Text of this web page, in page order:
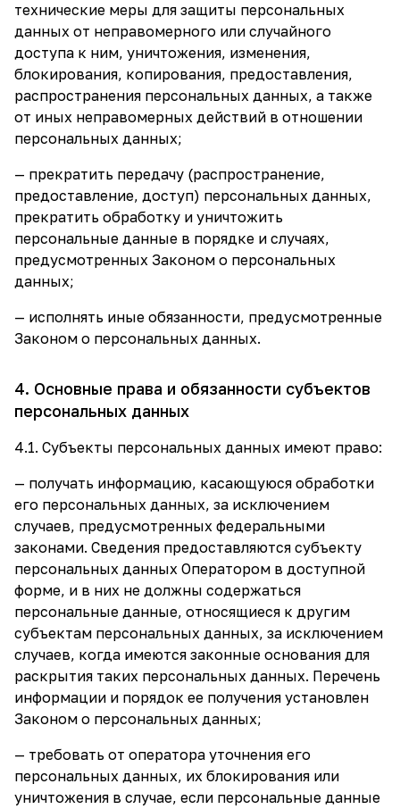
технические меры для защиты персональных
данных от неправомерного или случайного
доступа к ним, уничтожения, изменения,
блокирования, копирования, предоставления,
распространения персональных данных, а также
от иных неправомерных действий в отношении
персональных данных;
— прекратить передачу (распространение,
предоставление, доступ) персональных данных,
прекратить обработку и уничтожить
персональные данные в порядке и случаях,
предусмотренных Законом о персональных
данных;
— исполнять иные обязанности, предусмотренные
Законом о персональных данных.
4. Основные права и обязанности субъектов
персональных данных
4.1. Субъекты персональных данных имеют право:
— получать информацию, касающуюся обработки
его персональных данных, за исключением
случаев, предусмотренных федеральными
законами. Сведения предоставляются субъекту
персональных данных Оператором в доступной
форме, и в них не должны содержаться
персональные данные, относящиеся к другим
субъектам персональных данных, за исключением
случаев, когда имеются законные основания для
раскрытия таких персональных данных. Перечень
информации и порядок ее получения установлен
Законом о персональных данных;
— требовать от оператора уточнения его
персональных данных, их блокирования или
уничтожения в случае, если персональные данные